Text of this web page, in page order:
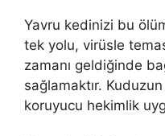
Yavru kedinizi bu
tek yolu, virüsle
zamanı geldiğinde
sağlamaktır.
koruyucu hekimlik